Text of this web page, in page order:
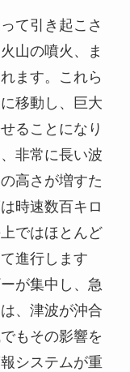
て引き起こさ
山の噴火、ま
ます。これら
移動し、巨大
ることになり
非常に長い波
高さが増すた
時速数百キロ
ではほとんど
進行します
が集中し、急
、津波が沖合
もその影響を
システムが重